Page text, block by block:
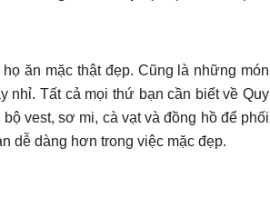
ăn mặc thật đẹp. Cũng là những món
nhỉ. Tất cả mọi thứ bạn cần biết về Quy
vest, sơ mi, cà vạt và đồng hồ để phối
dễ dàng hơn trong việc mặc đẹp.